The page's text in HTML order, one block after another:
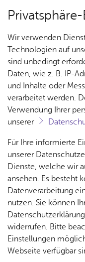
Über­sicht
Rat­
haus &
Bür­
ger­
ser­vice
Rat­
häu­ser
& Orts­
ver­
wal­
Nach­
rich­
ten,
Vi­de­os
& Bil­
der
Me­di­
en­in­
for­ma­
tio­nen
Kul­tur­bü­ro
Alle
Hier finden
Kulturbüro
auch in
aktuelle
informiert
Wir verwenden
Technologien auf
sind unbedingt
Daten, wie z. B. IP-
und Inhalte oder
verarbeitet werden.
Verwendung Ihrer
unserer
Für Ihre informierte
unserer
Dienste, welche wir
ansehen. Es besteht
Datenverarbeitung
nutzen. Sie können
widerrufen. Bitte
Einstellungen
Webseite verfügbar